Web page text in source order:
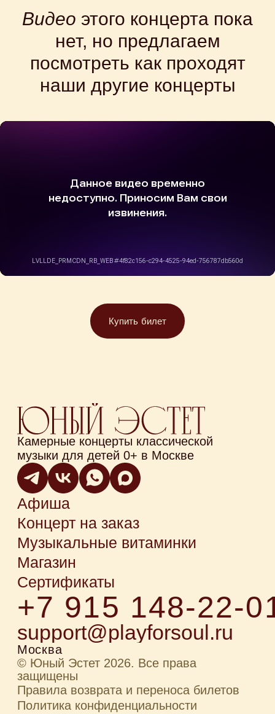
Видео этого концерта пока
нет, но предлагаем
посмотреть как проходят
наши другие концерты
Купить билет